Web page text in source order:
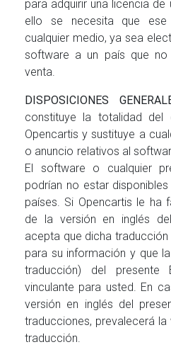
para adquirir una licencia
ello se necesita que
cualquier medio, ya sea
software a un país que
venta.
DISPOSICIONES
constituye la totalidad
Opencartis y sustituye a
o anuncio relativos al
El software o cualquier
podrían no estar
países. Si Opencartis le ha
de la versión en inglés
acepta que dicha
para su información y que
traducción) del presente
vinculante para usted. En
versión en inglés del
traducciones, prevalecerá
traducción.